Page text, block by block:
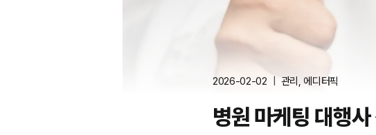
2026-02-02 관리 , 에디터픽
병원 마케팅 대행